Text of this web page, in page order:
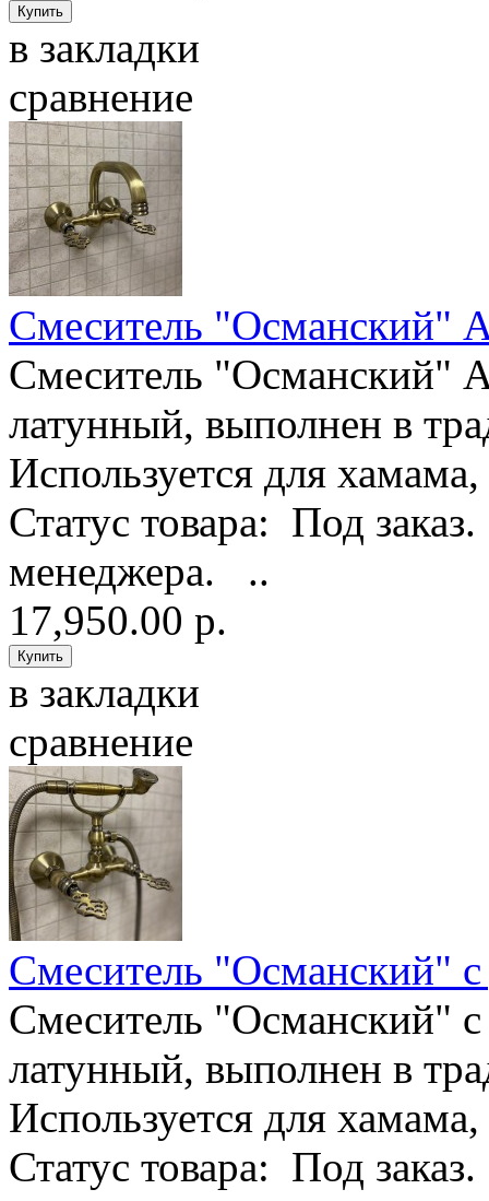
в закладки
сравнение
Смеситель "Османский"
Смеситель "Османский"
латунный, выполнен в
Используется для
Статус товара: Под
менеджера. ..
17,950.00 р.
в закладки
сравнение
Смеситель "Османский"
Смеситель "Османский"
латунный, выполнен в
Используется для
Статус товара: Под